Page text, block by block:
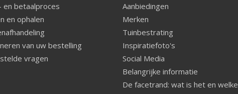
en betaalproces
en ophalen
van uw bestelling
vragen
Aanbiedingen
Merken
Tuinbestrating
Inspiratiefoto's
Social Media
Belangrijke informatie
De facetrand: wat is het en welke